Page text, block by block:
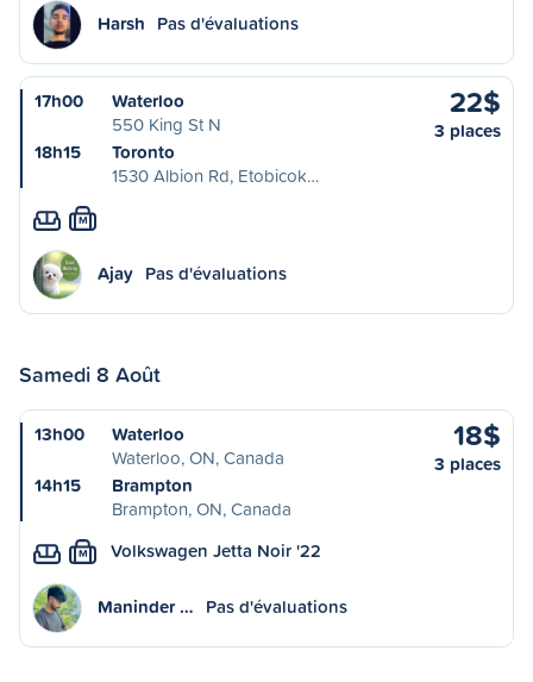
Harsh Pas d'évaluations
17h00
Waterloo
550 King St N
18h15
Toronto
1530 Albion Rd, Etobicok…
22$
3 places
M
Ajay Pas d'évaluations
Samedi 8 Août
13h00
Waterloo
Waterloo, ON, Canada
14h15
Brampton
Brampton, ON, Canada
18$
3 places
M Volkswagen Jetta Noir '22
Maninder … Pas d'évaluations